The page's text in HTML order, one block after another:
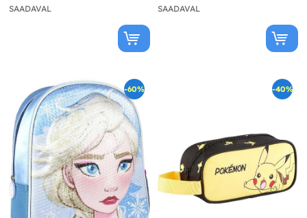
SAADAVAL SAADAVAL
-60% -40%